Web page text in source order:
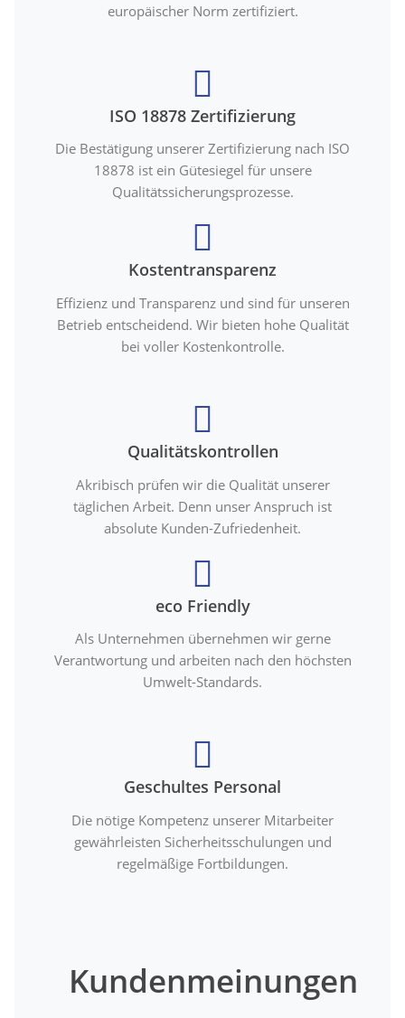
europäischer Norm zertifiziert.
ISO 18878 Zertifizierung
Die Bestätigung unserer Zertifizierung nach ISO
18878 ist ein Gütesiegel für unsere
Qualitätssicherungsprozesse.
Kostentransparenz
Effizienz und Transparenz und sind für unseren
Betrieb entscheidend. Wir bieten hohe Qualität
bei voller Kostenkontrolle.
Qualitätskontrollen
Akribisch prüfen wir die Qualität unserer
täglichen Arbeit. Denn unser Anspruch ist
absolute Kunden-Zufriedenheit.
eco Friendly
Als Unternehmen übernehmen wir gerne
Verantwortung und arbeiten nach den höchsten
Umwelt-Standards.
Geschultes Personal
Die nötige Kompetenz unserer Mitarbeiter
gewährleisten Sicherheitsschulungen und
regelmäßige Fortbildungen.
Kundenmeinungen